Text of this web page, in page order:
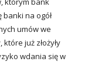
na ogół
umów we
już złożyły
wdania się w